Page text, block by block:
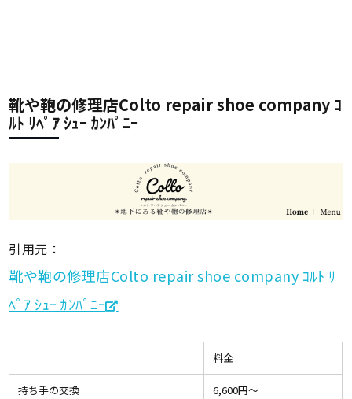
靴や鞄の修理店Colto repair shoe company ｺ
ﾙﾄ ﾘﾍﾟｱ ｼｭｰ ｶﾝﾊﾟﾆｰ
引用元：
靴や鞄の修理店Colto repair shoe company ｺﾙﾄ ﾘ
ﾍﾟｱ ｼｭｰ ｶﾝﾊﾟﾆｰ
料金
持ち手の交換 6,600円〜